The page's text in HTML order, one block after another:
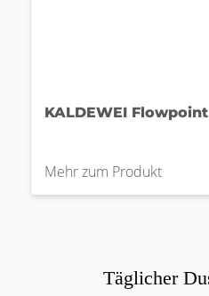
KALDEWEI
Mehr zum Produkt
Täglicher